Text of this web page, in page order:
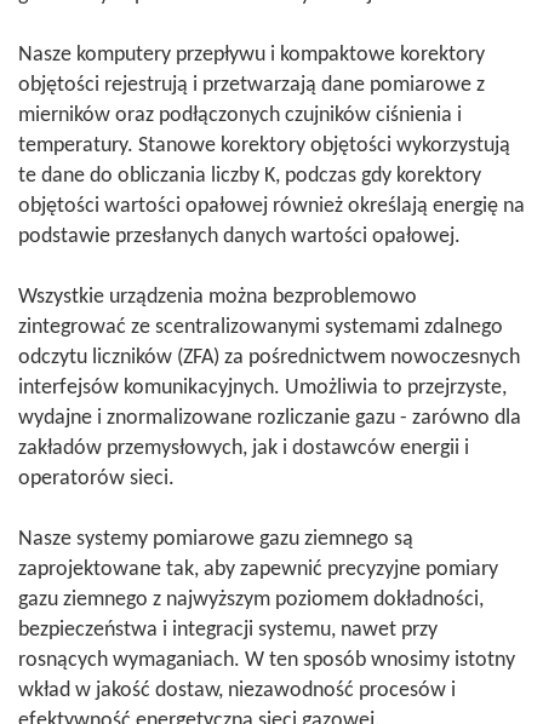
Nasze komputery przepływu i kompaktowe korektory
objętości rejestrują i przetwarzają dane pomiarowe z
mierników oraz podłączonych czujników ciśnienia i
temperatury. Stanowe korektory objętości wykorzystują
te dane do obliczania liczby K, podczas gdy korektory
objętości wartości opałowej również określają energię na
podstawie przesłanych danych wartości opałowej.
Wszystkie urządzenia można bezproblemowo
zintegrować ze scentralizowanymi systemami zdalnego
odczytu liczników (ZFA) za pośrednictwem nowoczesnych
interfejsów komunikacyjnych. Umożliwia to przejrzyste,
wydajne i znormalizowane rozliczanie gazu - zarówno dla
zakładów przemysłowych, jak i dostawców energii i
operatorów sieci.
Nasze systemy pomiarowe gazu ziemnego są
zaprojektowane tak, aby zapewnić precyzyjne pomiary
gazu ziemnego z najwyższym poziomem dokładności,
bezpieczeństwa i integracji systemu, nawet przy
rosnących wymaganiach. W ten sposób wnosimy istotny
wkład w jakość dostaw, niezawodność procesów i